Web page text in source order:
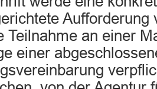
Aufforderung
Teilnahme an einer
einer